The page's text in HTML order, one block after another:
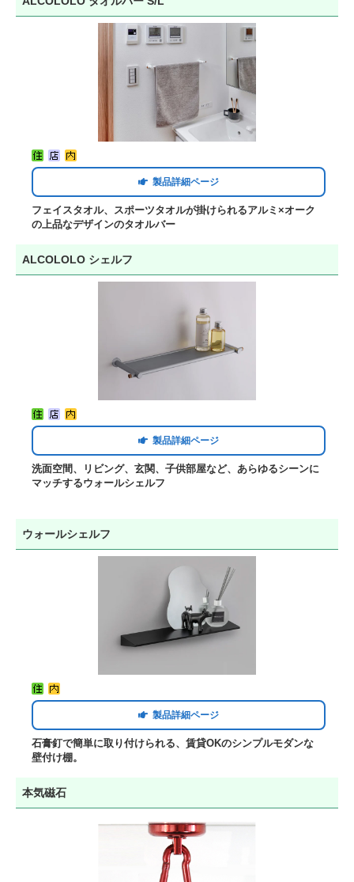
製品詳細ページ
フェイスタオル、スポーツタオルが掛けられるアルミ×オーク
の上品なデザインのタオルバー
ALCOLOLO シェルフ
製品詳細ページ
洗面空間、リビング、玄関、子供部屋など、あらゆるシーンに
マッチするウォールシェルフ
ウォールシェルフ
製品詳細ページ
石膏釘で簡単に取り付けられる、賃貸OKのシンプルモダンな
壁付け棚。
本気磁石